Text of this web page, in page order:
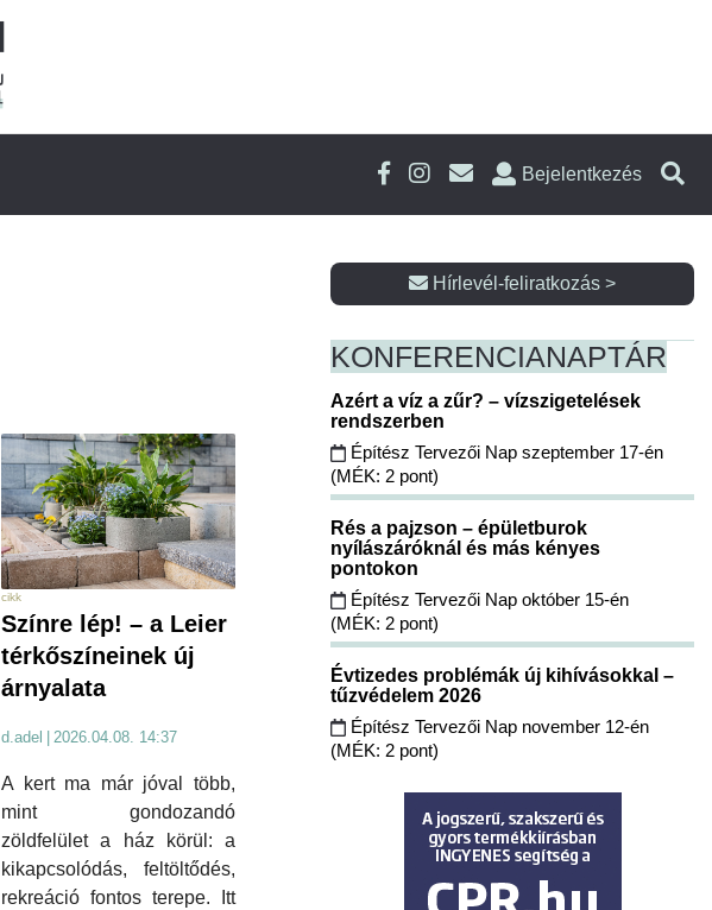
Bejelentkezés
cikk
Színre lép! – a Leier
térkőszíneinek új
árnyalata
d.adel 2026.04.08. 14:37
A kert ma már jóval több,
mint gondozandó
zöldfelület a ház körül: a
kikapcsolódás, feltöltődés,
rekreáció fontos terepe. Itt
Hírlevél-feliratkozás >
KONFERENCIANAPTÁR
Azért a víz a zűr? – vízszigetelések
rendszerben
Építész Tervezői Nap szeptember 17-én
(MÉK: 2 pont)
Rés a pajzson – épületburok
nyílászáróknál és más kényes
pontokon
Építész Tervezői Nap október 15-én
(MÉK: 2 pont)
Évtizedes problémák új kihívásokkal –
tűzvédelem 2026
Építész Tervezői Nap november 12-én
(MÉK: 2 pont)